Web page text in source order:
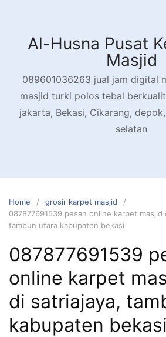
contentAl-Husna Pusat
Masjid
089601036263 jual jam digital
masjid turki polos tebal
jakarta, Bekasi, Cikarang,
selatan
Home
grosir karpet masjid
087877691539 pesan online karpet masjid
tambun utara kabupaten bekasi
087877691539
online karpet
di satriajaya,
kabupaten bekasi